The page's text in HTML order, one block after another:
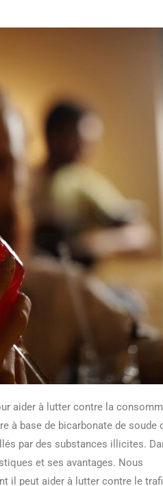
aider à lutter contre la
à base de bicarbonate de soude
par des substances illicites.
et ses avantages. Nous
il peut aider à lutter contre le